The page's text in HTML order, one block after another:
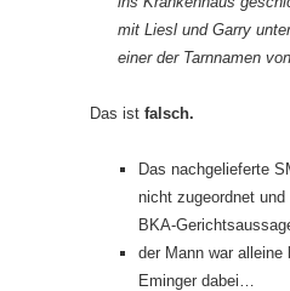
mit Liesl und Garry
einer der Tarnnamen
Das ist falsch.
Das nachgelieferte
nicht zugeordnet
BKA-
der Mann war alleine
Eminger dabei…